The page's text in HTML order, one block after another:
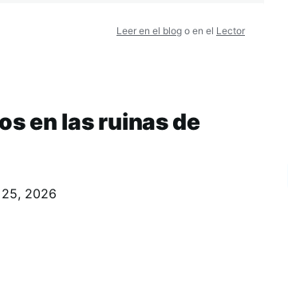
Leer en el blog o en el Lector
en las ruinas de
2026